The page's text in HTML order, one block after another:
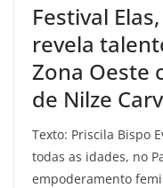
Festival
revela
Zona Oeste
de Nilze
Texto: Priscila Bispo
todas as idades, no
empoderamento